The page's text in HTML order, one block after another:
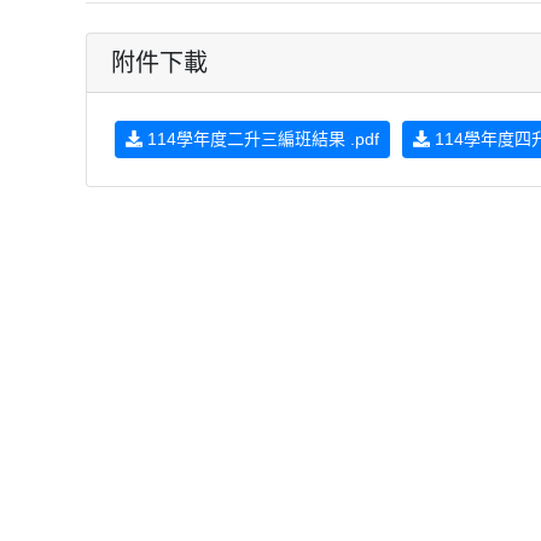
附件下載
114學年度二升三編班結果 .pdf 114學年度四